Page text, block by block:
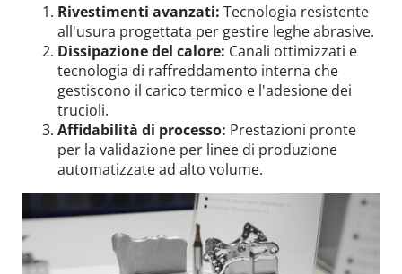
Rivestimenti avanzati: Tecnologia resistente
all'usura progettata per gestire leghe abrasive.
Dissipazione del calore: Canali ottimizzati e
tecnologia di raffreddamento interna che
gestiscono il carico termico e l'adesione dei
trucioli.
Affidabilità di processo: Prestazioni pronte
per la validazione per linee di produzione
automatizzate ad alto volume.